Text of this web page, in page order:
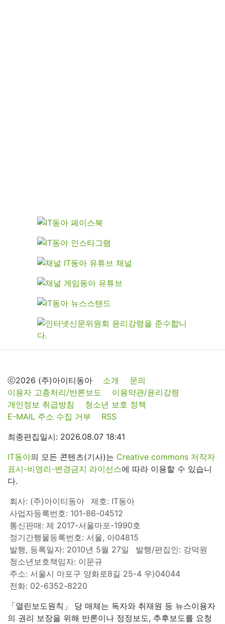
ⓒ2026 (주)아이티동아 소개
문의
이용자 고충처리/반론보도
이용약관/윤리강령
개인정보 취급방침
청소년 보호 정책
E-MAIL 주소 수집 거부
RSS
최종편집일시: 2026.08.07 18:41
IT동아의 모든 콘텐츠(기사)는 Creative commons 저작자
표시-비영리-변경금지 라이선스에 따라 이용할 수 있습니
다.
회사: (주)아이티동아
제호: IT동아
사업자등록번호: 101-86-04512
통신판매: 제 2017-서울마포-1990호
정기간행물등록번호: 서울, 아04815
발행, 등록일자: 2010년 5월 27일
발행/편집인: 강덕원
청소년보호책임자: 이문규
주소: 서울시 마포구 양화로8길 25-4 우)04044
전화: 02-6352-8220
「열린보도원칙」 당 매체는 독자와 취재원 등 뉴스이용자
의 권리 보장을 위해 반론이나 정정보도, 추후보도를 요청